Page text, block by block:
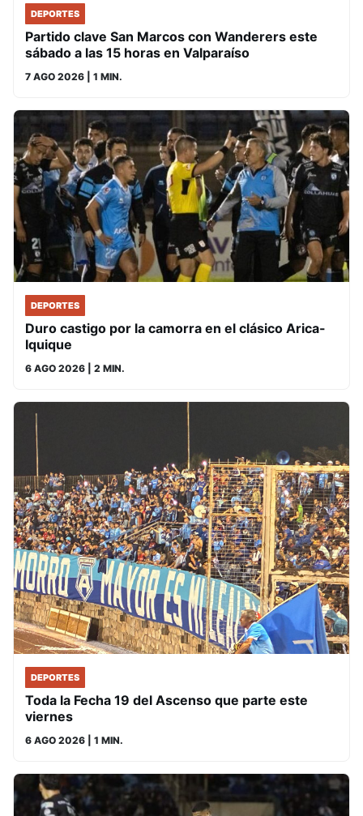
DEPORTES
Partido clave San Marcos con Wanderers este
sábado a las 15 horas en Valparaíso
7 AGO 2026 | 1 MIN.
DEPORTES
Duro castigo por la camorra en el clásico Arica-
Iquique
6 AGO 2026 | 2 MIN.
DEPORTES
Toda la Fecha 19 del Ascenso que parte este
viernes
6 AGO 2026 | 1 MIN.